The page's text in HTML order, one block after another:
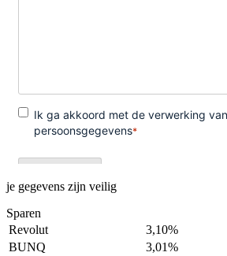
je gegevens zijn veilig
Sparen
Revolut
3,10%
BUNQ
3,01%